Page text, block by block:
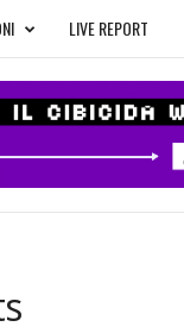
LIVE REPORT